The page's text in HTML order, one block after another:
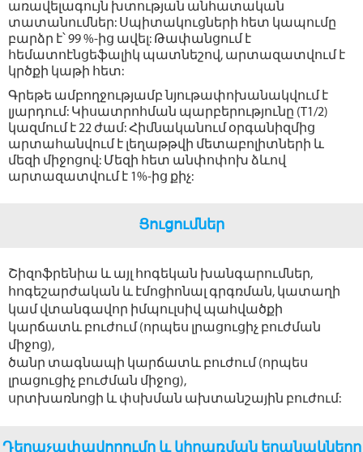
առավելագույն խտության անհատական
տատանումներ: Սպիտակուցների հետ կապումը
բարձր է՝ 99 %-ից ավել: Թափանցում է
հեմատոէնցեֆալիկ պատնեշով, արտազատվում է
կրծքի կաթի հետ:
Գրեթե ամբողջությամբ նյութափոխանակվում է
լյարդում: Կիսատրոհման պարբերությունը (T1/2)
կազմում է 22 ժամ: Հիմնականում օրգանիզմից
արտահանվում է լեղաթթվի մետաբոլիտների և
մեզի միջոցով: Մեզի հետ անփոփոխ ձևով
արտազատվում է 1%-ից քիչ:
Ցուցումներ
Շիզոֆրենիա և այլ հոգեկան խանգարումներ,
հոգեշարժական և էմոցիոնալ գրգռման, կատաղի
կամ վտանգավոր իմպուլսիվ պահվածքի
կարճատև բուժում (որպես լրացուցիչ բուժման
միջոց),
ծանր տագնապի կարճատև բուժում (որպես
լրացուցիչ բուժման միջոց),
սրտխառնոցի և փսխման ախտանշային բուժում:
Դեղաչափավորումը և կիրառման եղանակները